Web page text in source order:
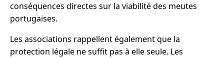
conséquences directes sur la viabilité des meutes
portugaises.
Les associations rappellent également que la
protection légale ne suffit pas à elle seule. Les